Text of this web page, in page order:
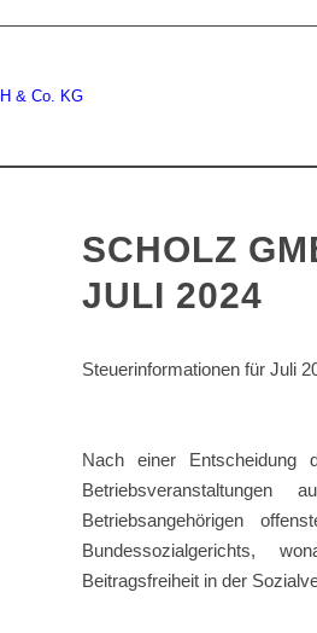
SCHOLZ
JULI 2024
Steuerinformationen für Juli
Nach einer Entscheidung
Betriebsangehörigen
Bundessozialgerichts,
Beitragsfreiheit in der